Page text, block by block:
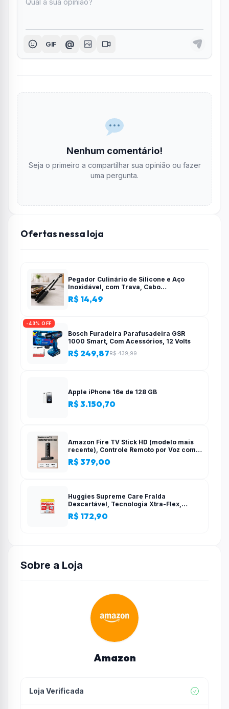
GIF @
Nenhum comentário!
Seja o primeiro a compartilhar sua opinião ou fazer
uma pergunta.
Ofertas nessa loja
Pegador Culinário de Silicone e Aço
Inoxidável, com Trava, Cabo
Antiderrapante, Multiuso, Preto, de 28
cm, Para salada, pastas, cozinha
R$ 14,49
-43% OFF
Bosch Furadeira Parafusadeira GSR
1000 Smart, Com Acessórios, 12 Volts
R$ 249,87R$ 439,99
Apple iPhone 16e de 128 GB
R$ 3.150,70
Amazon Fire TV Stick HD (modelo mais
recente), Controle Remoto por Voz com
Alexa, alimentado pela TV, com
configuração simples
R$ 379,00
Huggies Supreme Care Fralda
Descartável, Tecnologia Xtra-Flex,
Canais em X, Máxima Proteção, XG, 140
Unidades
R$ 172,90
Sobre a Loja
Amazon
Loja Verificada